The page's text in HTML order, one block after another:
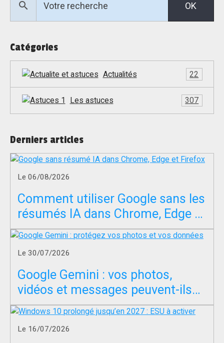
OK
Catégories
Actualités 22
Les astuces 307
Derniers articles
Le 06/08/2026
Comment utiliser Google sans les
résumés IA dans Chrome, Edge et
Firefox ?
Le 30/07/2026
Google Gemini : vos photos,
vidéos et messages peuvent-ils
servir à entraîner l’IA ?
Le 16/07/2026